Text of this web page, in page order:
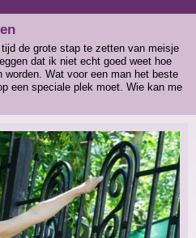
de grote stap te zetten van meisje
dat ik niet echt goed weet hoe
Wat voor een man het beste
een speciale plek moet. Wie kan me